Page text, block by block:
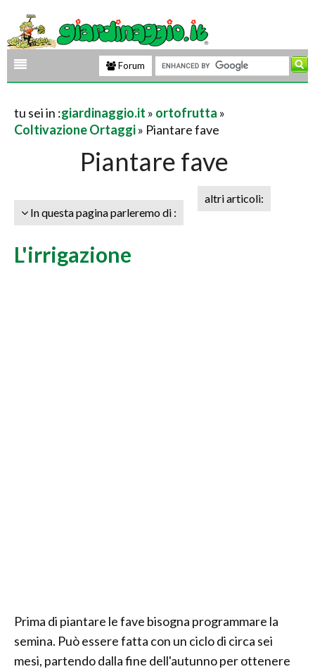
Forum
tu sei in :giardinaggio.it » ortofrutta »
Coltivazione Ortaggi» Piantare fave
Piantare fave
In questa pagina parleremo di :
altri articoli:
L'irrigazione
Prima di piantare le fave bisogna programmare la
semina. Può essere fatta con un ciclo di circa sei
mesi, partendo dalla fine dell'autunno per ottenere